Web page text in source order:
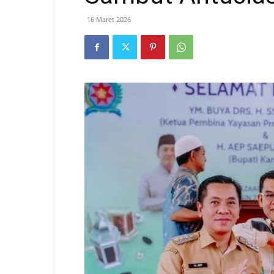
16 Maret 2026